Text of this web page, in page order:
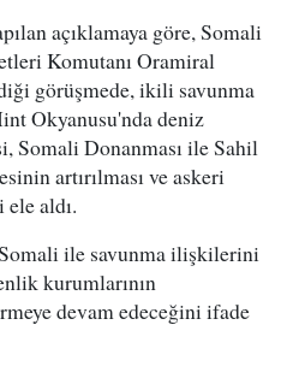
açıklamaya göre, Somali
Komutanı Oramiral
görüşmede, ikili savunma
Okyanusu'nda deniz
Somali Donanması ile Sahil
artırılması ve askeri
aldı.
ile savunma ilişkilerini
kurumlarının
devam edeceğini ifade